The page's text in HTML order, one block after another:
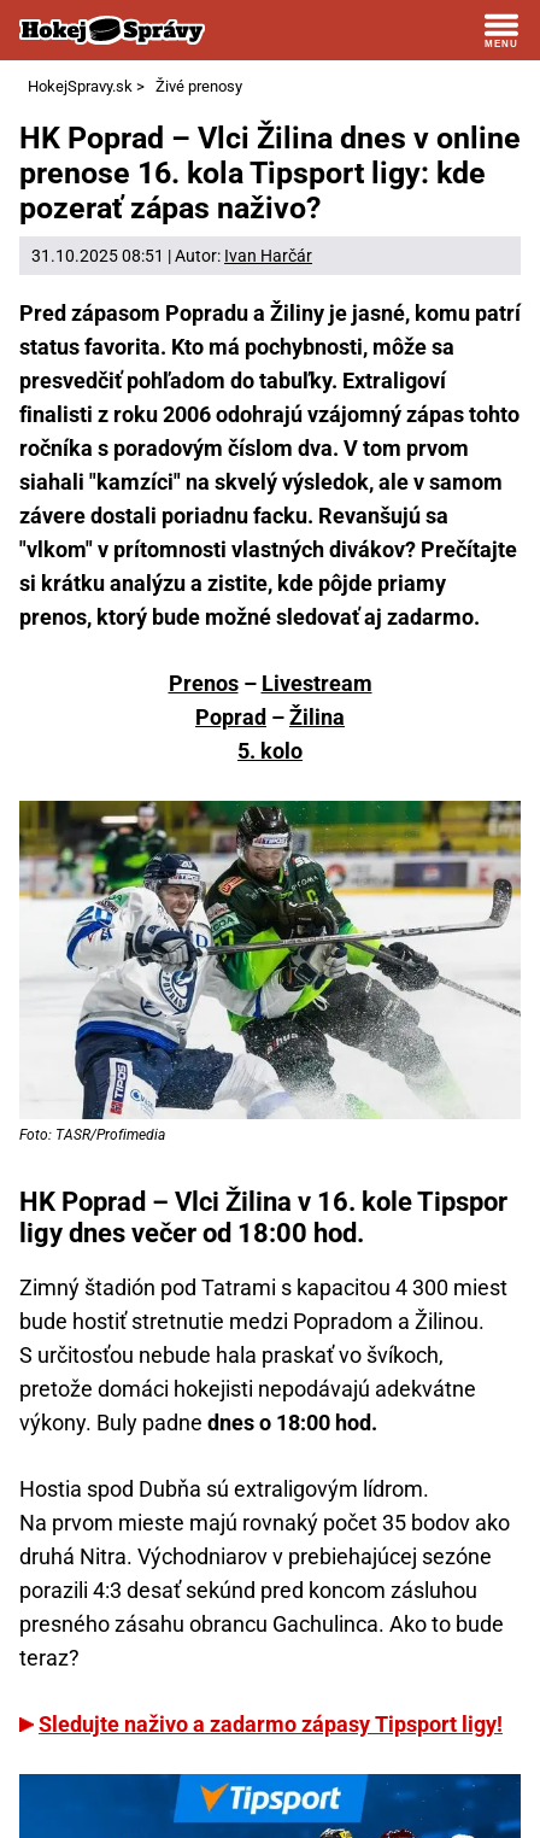
HokejSpravy.sk > Živé prenosy
HK Poprad – Vlci Žilina dnes v online
prenose 16. kola Tipsport ligy: kde
pozerať zápas naživo?
31.10.2025 08:51 | Autor: Ivan Harčár
Pred zápasom Popradu a Žiliny je jasné, komu patrí
status favorita. Kto má pochybnosti, môže sa
presvedčiť pohľadom do tabuľky. Extraligoví
finalisti z roku 2006 odohrajú vzájomný zápas tohto
ročníka s poradovým číslom dva. V tom prvom
siahali "kamzíci" na skvelý výsledok, ale v samom
závere dostali poriadnu facku. Revanšujú sa
"vlkom" v prítomnosti vlastných divákov? Prečítajte
si krátku analýzu a zistite, kde pôjde priamy
prenos, ktorý bude možné sledovať aj zadarmo.
Prenos– Livestream
Poprad –Žilina
5. kolo
Foto: TASR/Profimedia
HK Poprad – Vlci Žilina v 16. kole Tipspor
ligy dnes večer od 18:00 hod.
Zimný štadión pod Tatrami s kapacitou 4 300 miest
bude hostiť stretnutie medzi Popradom a Žilinou.
S určitosťou nebude hala praskať vo švíkoch,
pretože domáci hokejisti nepodávajú adekvátne
výkony. Buly padne dnes o 18:00 hod.
Hostia spod Dubňa sú extraligovým lídrom.
Na prvom mieste majú rovnaký počet 35 bodov ako
druhá Nitra. Východniarov v prebiehajúcej sezóne
porazili 4:3 desať sekúnd pred koncom zásluhou
presného zásahu obrancu Gachulinca. Ako to bude
teraz?
Sledujte naživo a zadarmo zápasy Tipsport ligy!